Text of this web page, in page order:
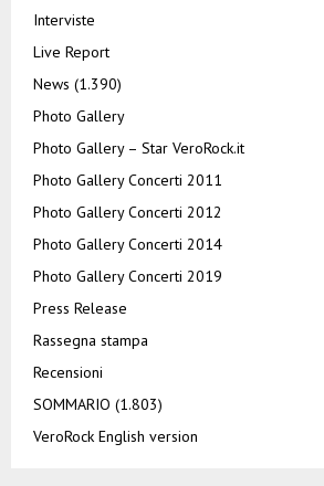
Interviste
Live Report
News (1.390)
Photo Gallery
Photo Gallery – Star VeroRock.it
Photo Gallery Concerti 2011
Photo Gallery Concerti 2012
Photo Gallery Concerti 2014
Photo Gallery Concerti 2019
Press Release
Rassegna stampa
Recensioni
SOMMARIO (1.803)
VeroRock English version